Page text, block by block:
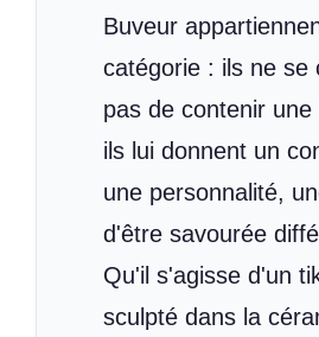
Buveur
catégorie : ils ne se
pas de contenir une
ils lui donnent un
une personnalité,
d'être savourée
Qu'il s'agisse d'un
sculpté dans la